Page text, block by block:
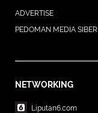
ADVERTISE
PEDOMAN MEDIA SIBER
NETWORKING
Liputan6.com